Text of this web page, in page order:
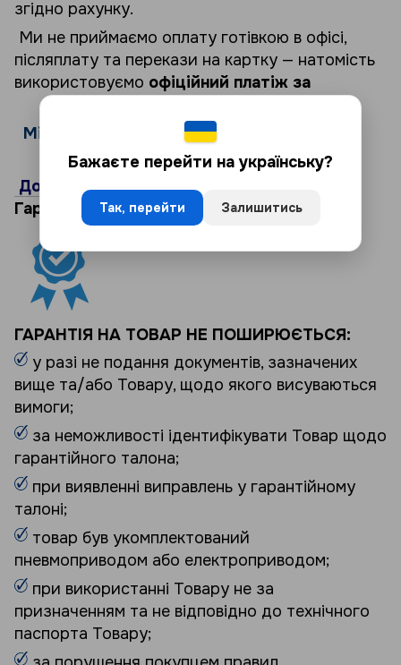
згідно рахунку.
Ми не приймаємо оплату готівкою в офісі,
післяплату та перекази на картку — натомість
використовуємо офіційний платіж за
реквізитами
Мінімальна сума замовлення від 1000 грн.
Докладніше: Оплата і доставка →
Гарантія на товар 12 місяців.
ГАРАНТІЯ НА ТОВАР НЕ ПОШИРЮЄТЬСЯ:
у разі не подання документів, зазначених
вище та/або Товару, щодо якого висуваються
вимоги;
за неможливості ідентифікувати Товар щодо
гарантійного талона;
при виявленні виправлень у гарантійному
талоні;
товар був укомплектований
пневмоприводом або електроприводом;
при використанні Товару не за
призначенням та не відповідно до технічного
паспорта Товару;
Бажаєте перейти на українську?
Так, перейти Залишитись